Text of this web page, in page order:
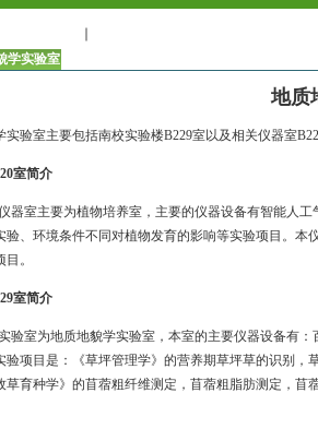
学实验室
地质
验室主要包括南校实验楼B229室以及相关仪器室
室简介
器室主要为植物培养室，主要的仪器设备有智能人
验、环境条件不同对植物发育的影响等实验项目。本
。
室简介
验室为地质地貌学实验室，本室的主要仪器设备有
验项目是：《草坪管理学》的营养期草坪草的识别
草育种学》的苜蓿粗纤维测定，苜蓿粗脂肪测定，苜